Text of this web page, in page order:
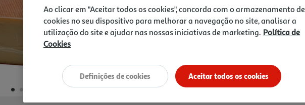
Notas de preparação
Ao clicar em "Aceitar todos os cookies", concorda com o armazenamento de
cookies no seu dispositivo para melhorar a navegação no site, analisar a
utilização do site e ajudar nas nossas iniciativas de marketing. Política de
Cookies
Aceitar todos os cookies
Definições de cookies